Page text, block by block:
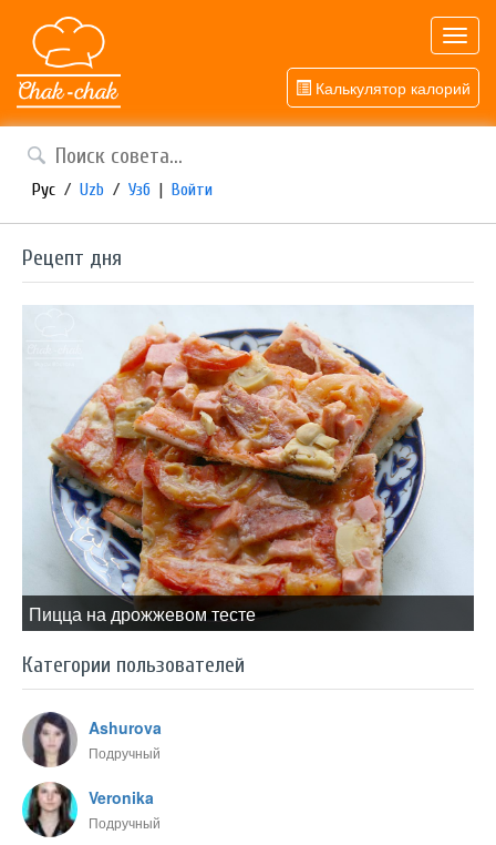
Калькулятор калорий
Рус / Uzb / Узб | Войти
Рецепт дня
Пицца на дрожжевом тесте
Категории пользователей
Ashurova
Подручный
Veronika
Подручный